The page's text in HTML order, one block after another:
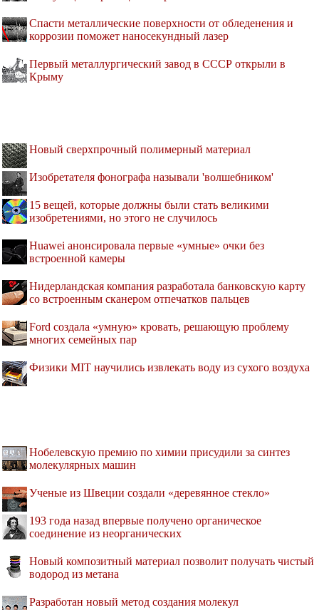
Спасти металлические поверхности от обледенения и
коррозии поможет наносекундный лазер
Первый металлургический завод в СССР открыли в
Крыму
Новый сверхпрочный полимерный материал
Изобретателя фонографа называли 'волшебником'
15 вещей, которые должны были стать великими
изобретениями, но этого не случилось
Huawei анонсировала первые «умные» очки без
встроенной камеры
Нидерландская компания разработала банковскую карту
со встроенным сканером отпечатков пальцев
Ford создала «умную» кровать, решающую проблему
многих семейных пар
Физики MIT научились извлекать воду из сухого воздуха
Нобелевскую премию по химии присудили за синтез
молекулярных машин
Ученые из Швеции создали «деревянное стекло»
193 года назад впервые получено органическое
соединение из неорганических
Новый композитный материал позволит получать чистый
водород из метана
Разработан новый метод создания молекул